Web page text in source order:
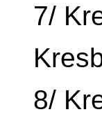
7/
8/